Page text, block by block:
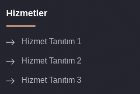
Hizmetler
Hizmet Tanıtım 1
Hizmet Tanıtım 2
Hizmet Tanıtım 3